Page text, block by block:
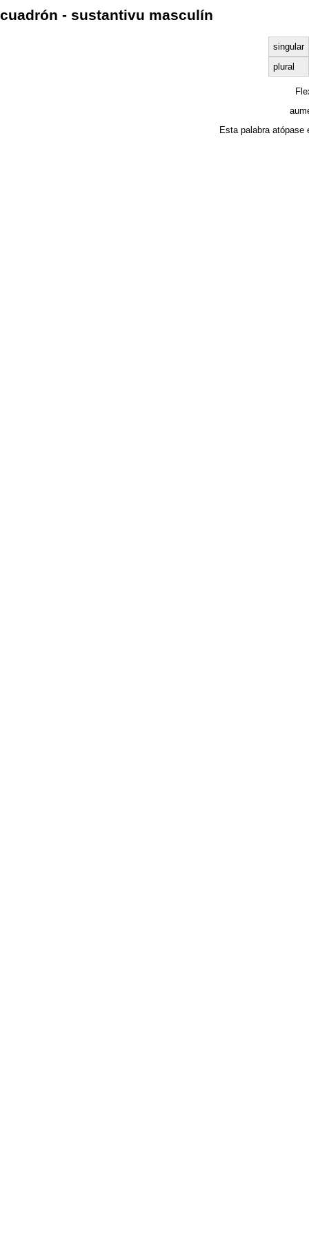
cuadrón - sustantivu masculín
singular
plural
Esta palabra atópase